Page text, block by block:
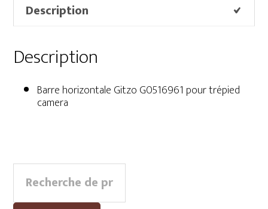
Description
Description
Barre horizontale Gitzo G0516961 pour trépied
camera
Primary
Sidebar
pour :